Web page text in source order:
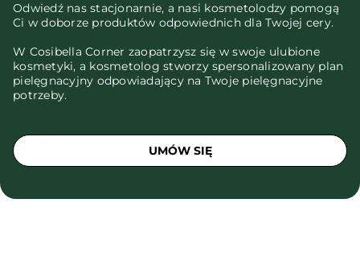
Odwiedź nas stacjonarnie, a nasi kosmetolodzy pomogą
Ci w doborze produktów odpowiednich dla Twojej cery.
W Cosibella Corner zaopatrzysz się w swoje ulubione
kosmetyki, a kosmetolog stworzy spersonalizowany plan
pielęgnacyjny odpowiadający na Twoje pielęgnacyjne
potrzeby.
UMÓW SIĘ